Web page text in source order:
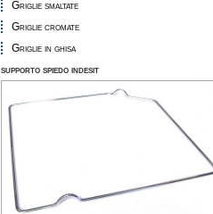
Griglie smaltate
Griglie cromate
Griglie in ghisa
supporto spiedo indesit